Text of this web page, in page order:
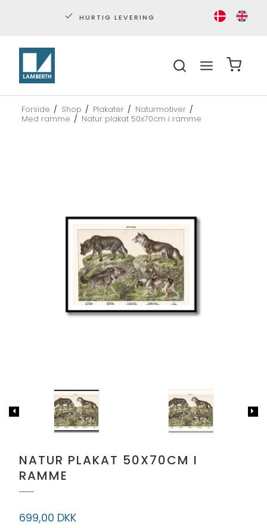
HURTIG LEVERING
Forside / Shop / Plakater / Naturmotiver /
Med ramme / Natur plakat 50x70cm i ramme
NATUR PLAKAT 50X70CM I
RAMME
699,00 DKK